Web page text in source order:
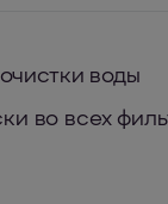
воды
во всех